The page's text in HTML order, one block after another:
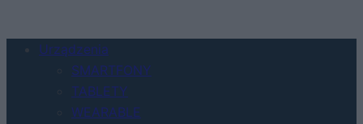
Urządzenia
SMARTFONY
TABLETY
WEARABLE